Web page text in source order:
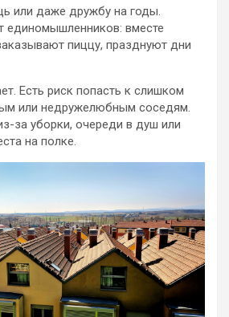
или даже дружбу на годы.
единомышленников: вместе
пиццу, празднуют дни
Есть риск попасть к слишком
или недружелюбным соседям.
за уборки, очереди в душ или
на полке.